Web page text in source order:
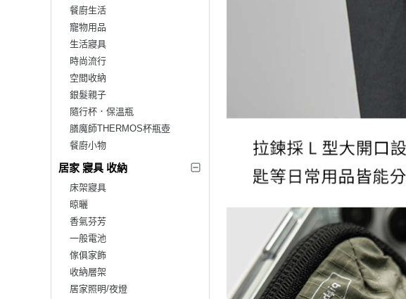
餐廚生活
寵物用品
生活寢具
時尚流行
空間收納
銀髮親子
隨行杯．保溫瓶
膳魔師THERMOS杯瓶壺
餐廚小物
居家 寢具 收納
床架寢具
晾曬
香氣芬芳
一般電池
傢俱家飾
收納層架
居家照明/夜燈